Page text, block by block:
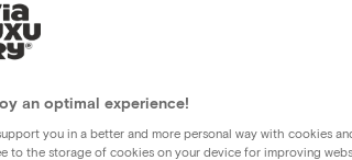
an optimal experience!
you in a better and more personal way with cookies
to the storage of cookies on your device for improving